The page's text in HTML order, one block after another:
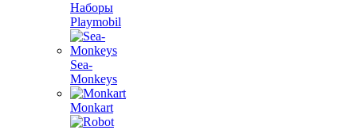
Наборы
Playmobil
Sea-
Monkeys
Monkart